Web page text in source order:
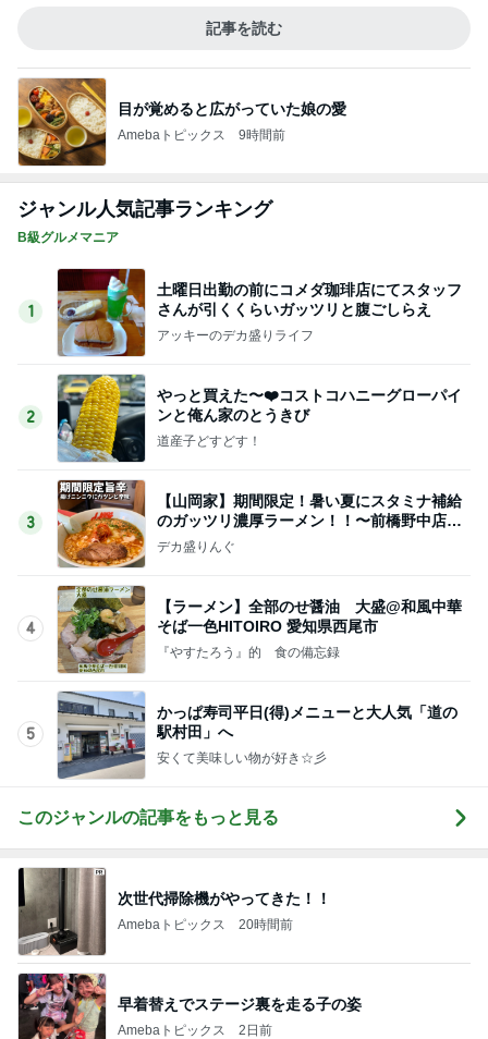
記事を読む
目が覚めると広がっていた娘の愛
Amebaトピックス 9時間前
ジャンル人気記事ランキング
B級グルメマニア
1
土曜日出勤の前にコメダ珈琲店にてスタッフ
さんが引くくらいガッツリと腹ごしらえ
アッキーのデカ盛りライフ
2
やっと買えた〜❤️コストコハニーグローパイ
ンと俺ん家のとうきび
道産子どすどす！
3
【山岡家】期間限定！暑い夏にスタミナ補給
のガッツリ濃厚ラーメン！！〜前橋野中店さ
ん〜
デカ盛りんぐ
4
【ラーメン】全部のせ醤油 大盛@和風中華
そば一色HITOIRO 愛知県西尾市
『やすたろう』的 食の備忘録
5
かっぱ寿司平日(得)メニューと大人気「道の
駅村田」へ
安くて美味しい物が好き☆彡
このジャンルの記事をもっと見る
次世代掃除機がやってきた！！
Amebaトピックス 20時間前
早着替えでステージ裏を走る子の姿
Amebaトピックス 2日前